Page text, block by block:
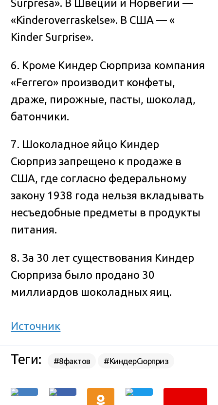
Surpresa». В Швеции и Норвегии —
«Kinderoverraskelse». В США — «
Kinder Surprise».
6. Кроме Киндер Сюрприза компания
«Ferrero» производит конфеты,
драже, пирожные, пасты, шоколад,
батончики.
7. Шоколадное яйцо Киндер
Сюрприз запрещено к продаже в
США, где согласно федеральному
закону 1938 года нельзя вкладывать
несъедобные предметы в продукты
питания.
8. За 30 лет существования Киндер
Сюрприза было продано 30
миллиардов шоколадных яиц.
Источник
Теги: #8фактов #КиндерСюрприз